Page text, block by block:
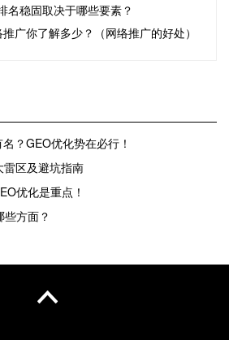
名稳固取决于哪些要素？
广你了解多少？（网络推广的好处）
？GEO优化势在必行！
区及避坑指南
优化是重点！
方面？
业推广策略需调整优化
找到适合的营销利器，让效果事半功倍！